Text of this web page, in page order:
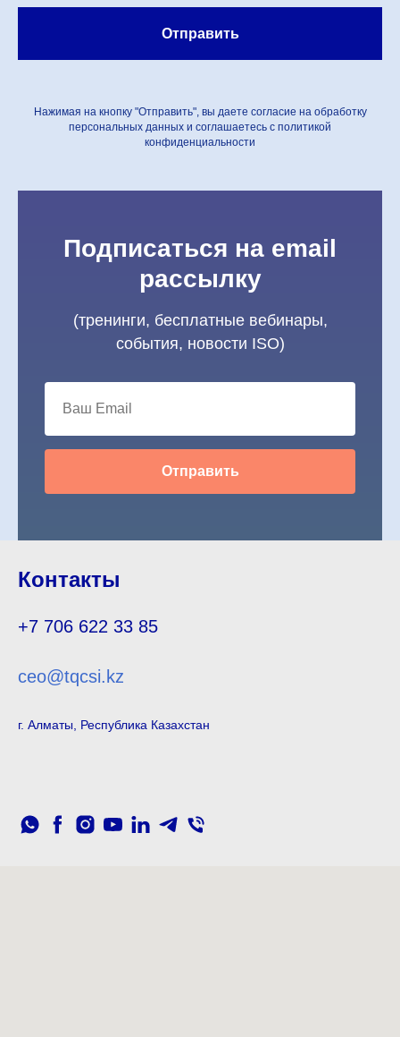
Отправить
Нажимая на кнопку "Отправить", вы даете согласие на обработку
персональных данных и соглашаетесь c политикой
конфиденциальности
Подписаться на email
рассылку
(тренинги, бесплатные вебинары,
события, новости ISO)
Отправить
Контакты
+7 706 622 33 85
ceo@tqcsi.kz
г. Алматы, Республика Казахстан